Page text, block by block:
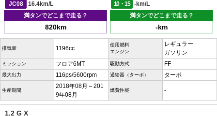
JC08
16.4km/L 10・15
-km/L
満タンでどこまで走る？
820km
満タンでどこまで走る？
-km
排気量 1196cc
使用燃料
エンジン
レギュラー
ガソリン
ミッション フロア6MT 駆動方式 FF
最大出力 116ps/5600rpm 過給器（ターボ） ターボ
生産期間
2018年08月～201
9年08月
燃費性能 -
1.2 G X